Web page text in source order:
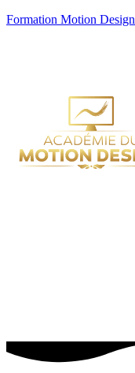
Formation Motion Design